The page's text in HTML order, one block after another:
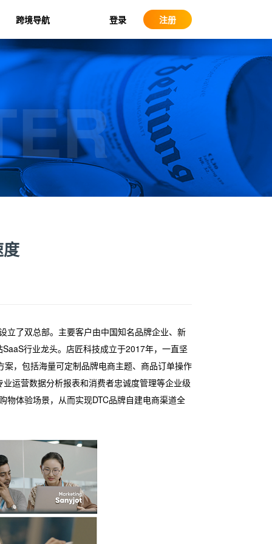
跨境导航 登录 注册
立了双总部。主要客户由中国知名品牌企业、新
行业龙头。店匠科技成立于2017年，一直坚
，包括海量可定制品牌电商主题、商品订单操作
运营数据分析报表和消费者忠诚度管理等企业级
物体验场景，从而实现DTC品牌自建电商渠道全